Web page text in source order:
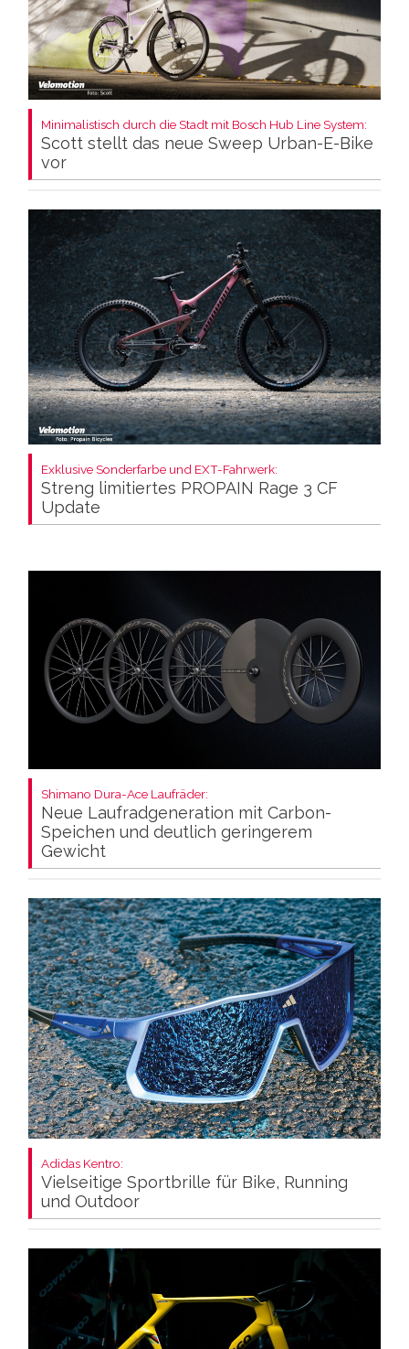
Minimalistisch durch die Stadt mit Bosch Hub Line System:
Scott stellt das neue Sweep Urban-E-Bike
vor
Exklusive Sonderfarbe und EXT-Fahrwerk:
Streng limitiertes PROPAIN Rage 3 CF
Update
Shimano Dura-Ace Laufräder:
Neue Laufradgeneration mit Carbon-
Speichen und deutlich geringerem
Gewicht
Adidas Kentro:
Vielseitige Sportbrille für Bike, Running
und Outdoor